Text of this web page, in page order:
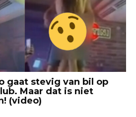
gaat stevig van bil op
Maar dat is niet
(video)